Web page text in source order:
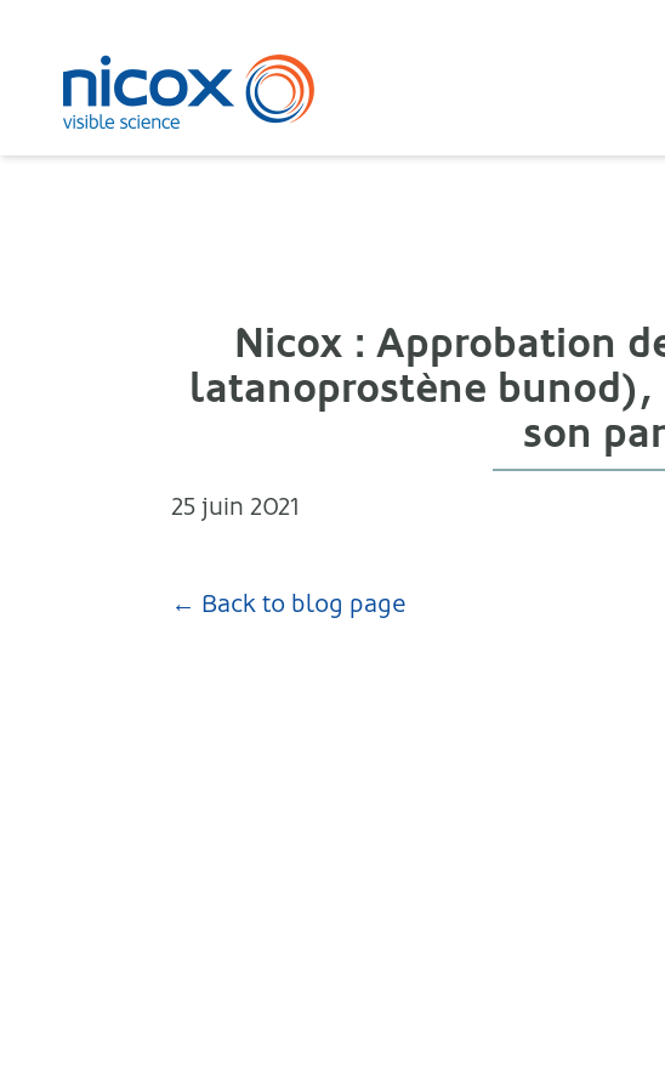
Nicox : Approbation
latanoprostène bunod),
son
25 juin 2021
← Back to blog page